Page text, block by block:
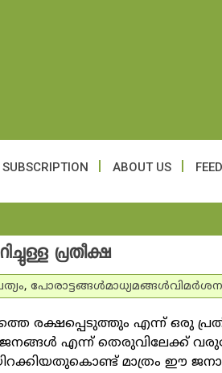
SUBSCRIPTION ABOUT US
പ്രതീക്ഷ
, പോരാട്ടങ്ങള്‍മാധ്യമങ്ങള്‍
രക്ഷപ്പെടുത്തും എന്ന് ഒരു
ജനങ്ങള്‍ എന്ന് തെരുവിലേക്ക്
മാത്രം ഈ